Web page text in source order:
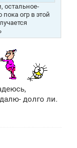
остальное-
огр в этой
долго ли.